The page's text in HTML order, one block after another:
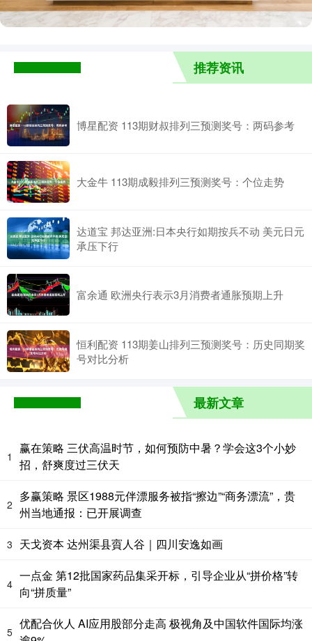
推荐资讯
博星配资 113期财叔排列三预测奖号：两码参考
大金牛 113期成毅排列三预测奖号：个位走势
达道宝 邦达亚洲:日本央行如期按兵不动 美元日元
承压下行
富余通 欧洲央行表示3月消费者通胀预期上升
恒利配资 113期姜山排列三预测奖号：历史同期奖
号对比分析
最新文章
1
赢在策略 三伏高温时节，如何预防中暑？学会这3个小妙
招，舒爽度过三伏天
2
多赢策略 景区1988元伴漂服务被指“擦边”“商务漂流”，贵
州当地通报：已开展调查
3 天戈资本 达州渠县賨人谷｜四川安逸如画
4
一点金 第12批国家药品集采开标，引导企业从“拼价格”转
向“拼质量”
5
优配合伙人 AI应用股部分走高 极视角及中国软件国际均涨